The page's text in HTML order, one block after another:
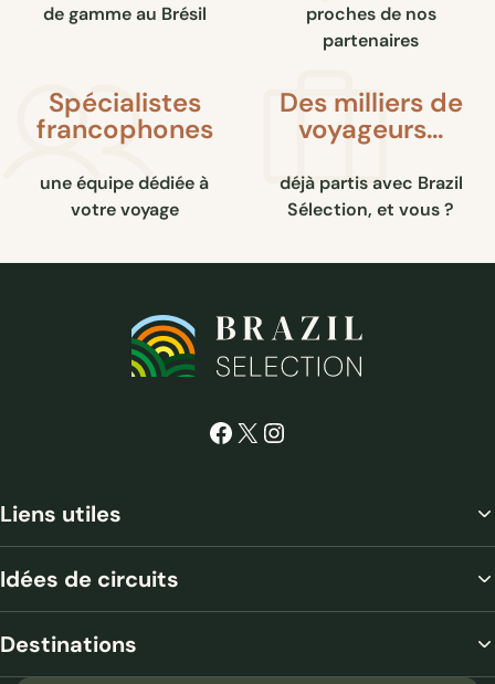
de gamme au Brésil
proches de nos
partenaires
Spécialistes
francophones
une équipe dédiée à
votre voyage
Des milliers de
voyageurs…
déjà partis avec Brazil
Sélection, et vous ?
Facebook
X Instagram
Liens utiles
Idées de circuits
Destinations